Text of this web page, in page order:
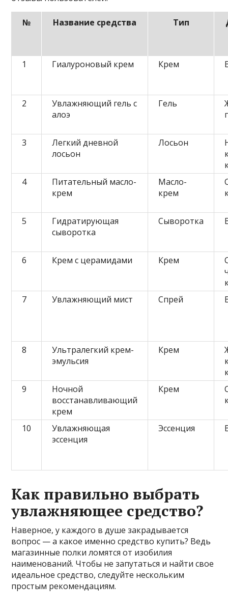
№ Название средства Тип
1 Гиалуроновый крем Крем
2
Увлажняющий гель с
алоэ
Гель
3
Легкий дневной
лосьон
Лосьон
4
Питательный масло-
крем
Масло-
крем
5
Гидратирующая
сыворотка
Сыворотка
6 Крем с церамидами Крем
7
Увлажняющий мист Спрей
8
Ультралегкий крем-
эмульсия
Крем
9
Ночной
восстанавливающий
крем
Крем
10
Увлажняющая
эссенция
Эссенция
Как правильно выбрать
увлажняющее средство?
Наверное, у каждого в душе закрадывается
вопрос — а какое именно средство купить? Ведь
магазинные полки ломятся от изобилия
наименований. Чтобы не запутаться и найти свое
идеальное средство, следуйте нескольким
простым рекомендациям.